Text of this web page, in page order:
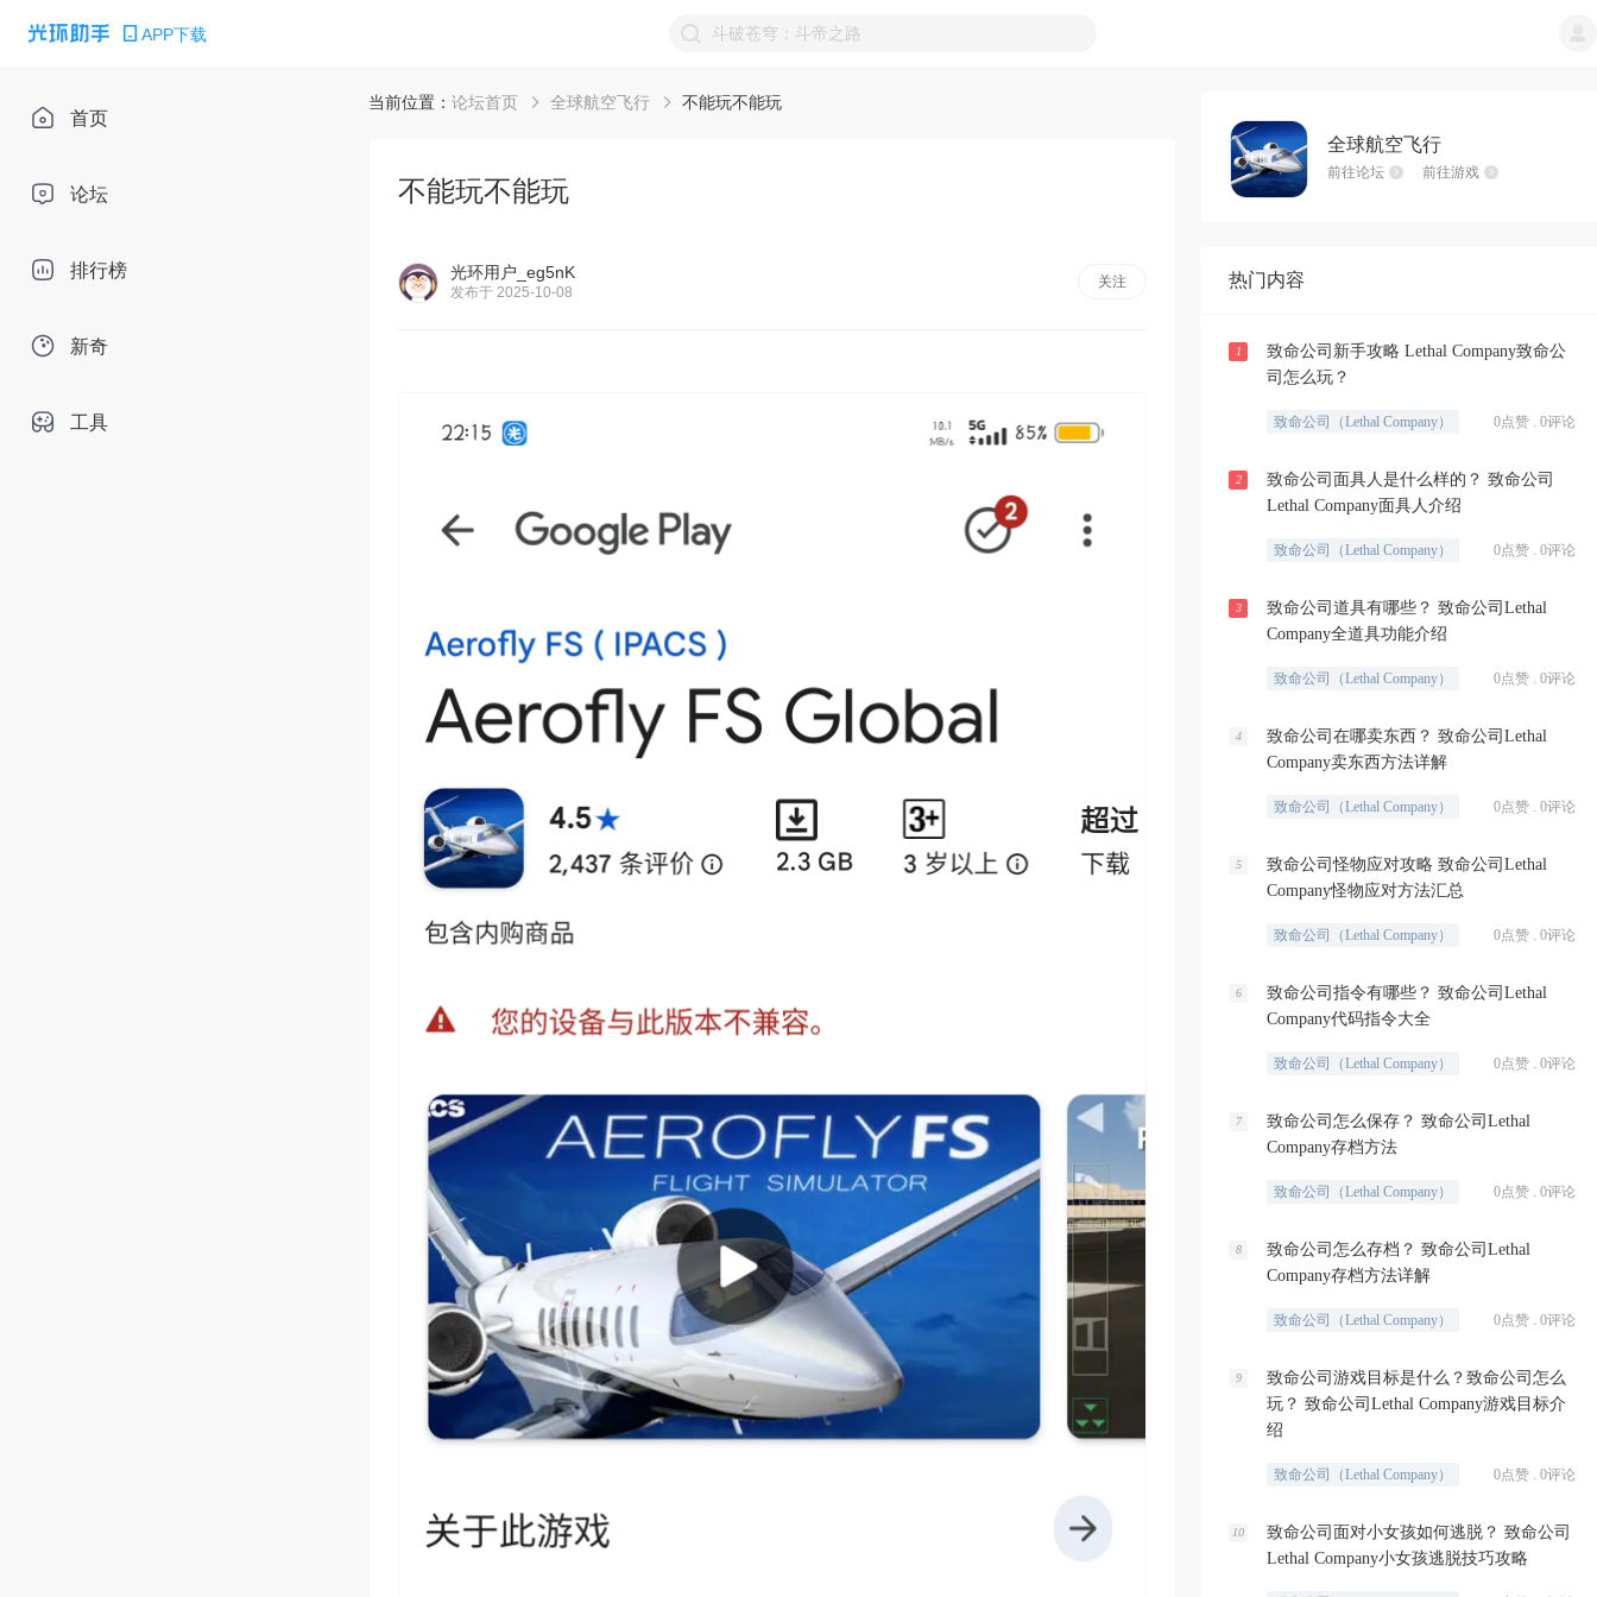
APP下载
首页
论坛
排行榜
新奇
工具
当前位置： 论坛首页 全球航空飞行 不能玩不能玩
不能玩不能玩
光环用户_eg5nK
发布于 2025-10-08
关注
全球航空飞行
前往论坛 前往游戏
热门内容
1
致命公司新手攻略 Lethal Company致命公
司怎么玩？
致命公司（Lethal Company） 0点赞 . 0评论
2
致命公司面具人是什么样的？ 致命公司
Lethal Company面具人介绍
致命公司（Lethal Company） 0点赞 . 0评论
3
致命公司道具有哪些？ 致命公司Lethal
Company全道具功能介绍
致命公司（Lethal Company） 0点赞 . 0评论
4
致命公司在哪卖东西？ 致命公司Lethal
Company卖东西方法详解
致命公司（Lethal Company） 0点赞 . 0评论
5
致命公司怪物应对攻略 致命公司Lethal
Company怪物应对方法汇总
致命公司（Lethal Company） 0点赞 . 0评论
6
致命公司指令有哪些？ 致命公司Lethal
Company代码指令大全
致命公司（Lethal Company） 0点赞 . 0评论
7
致命公司怎么保存？ 致命公司Lethal
Company存档方法
致命公司（Lethal Company） 0点赞 . 0评论
8
致命公司怎么存档？ 致命公司Lethal
Company存档方法详解
致命公司（Lethal Company） 0点赞 . 0评论
9
致命公司游戏目标是什么？致命公司怎么
玩？ 致命公司Lethal Company游戏目标介
绍
致命公司（Lethal Company） 0点赞 . 0评论
10
致命公司面对小女孩如何逃脱？ 致命公司
Lethal Company小女孩逃脱技巧攻略